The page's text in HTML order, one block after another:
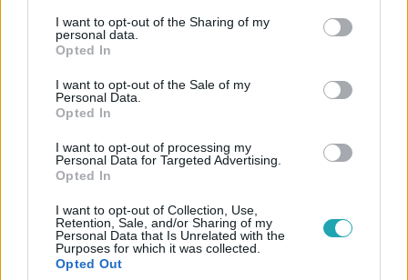
not limited to your visit or usage behaviour. You may click to
grant or deny consent to Google and its third-party tags to
use your data for below specified purposes in below Google
consent section.
I want to opt-out of the Sharing of my
personal data.
Opted In
I want to opt-out of the Sale of my
Personal Data.
Opted In
I want to opt-out of processing my
Personal Data for Targeted Advertising.
Opted In
I want to opt-out of Collection, Use,
Retention, Sale, and/or Sharing of my
Personal Data that Is Unrelated with the
Purposes for which it was collected.
Opted Out
FÓKUSZ #
#BABA #SZÍNES #CELEB
GYULAI VIKI #KUSTÁNCZI LIA
MÉSZÁROS ÁRPÁD ZSOLT